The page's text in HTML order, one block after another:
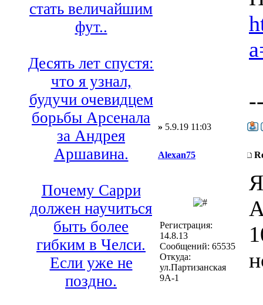
стать величайшим
фут..
Десять лет спустя:
что я узнал,
будучи очевидцем
борьбы Арсенала
за Андрея
Аршавина.
Почему Сарри
должен научиться
быть более
гибким в Челси.
Если уже не
поздно.
» 5.9.19 11:03
Alexan75
Регистрация:
14.8.13
Сообщений: 65535
Откуда:
ул.Партизанская
9А-1